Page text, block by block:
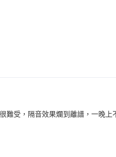
受，隔音效果爛到離譜，一晚